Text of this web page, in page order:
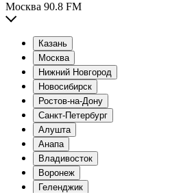
Москва 90.8 FM
Казань
Москва
Нижний Новгород
Новосибирск
Ростов-на-Дону
Санкт-Петербург
Алушта
Анапа
Владивосток
Воронеж
Геленджик